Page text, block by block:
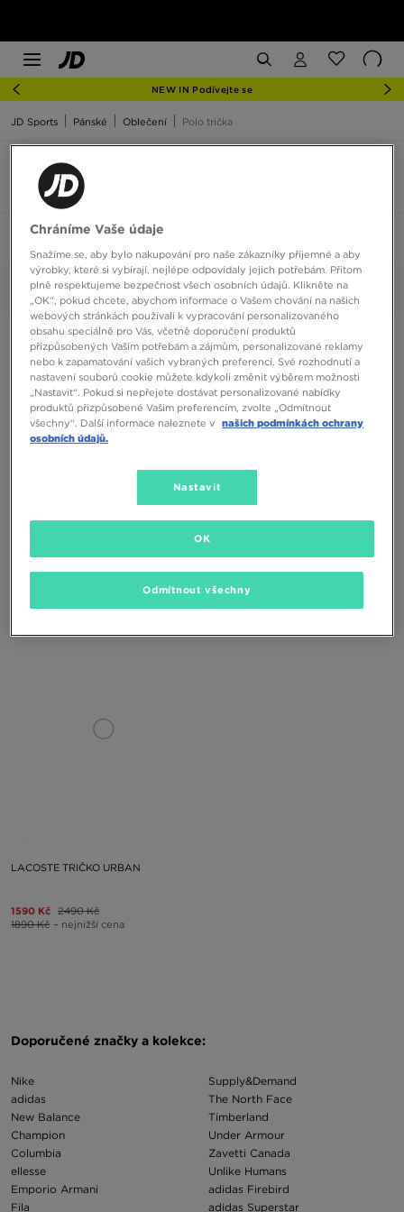
NEW IN Podívejte se
JD Sports Pánské Oblečení Polo trička
Doporučené
Vybrané: Lacoste Smazat vše
1190 Kč 2590 Kč
1090 Kč 2490 Kč
LACOSTE TRIČKO URBAN
1590 Kč 2490 Kč
1890 Kč – nejnižší cena
Doporučené značky a kolekce:
Nike
adidas
New Balance
Champion
Columbia
ellesse
Emporio Armani
Fila
Supply&Demand
The North Face
Timberland
Under Armour
Zavetti Canada
Unlike Humans
adidas Firebird
adidas Superstar
Chráníme Vaše údaje
Snažíme se, aby bylo nakupování pro naše zákazníky příjemné a aby
výrobky, které si vybírají, nejlépe odpovídaly jejich potřebám. Přitom
plně respektujeme bezpečnost všech osobních údajů. Klikněte na
„OK“, pokud chcete, abychom informace o Vašem chování na našich
webových stránkách používali k vypracování personalizovaného
obsahu speciálně pro Vás, včetně doporučení produktů
přizpůsobených Vašim potřebám a zájmům, personalizované reklamy
nebo k zapamatování vašich vybraných preferencí. Své rozhodnutí a
nastavení souborů cookie můžete kdykoli změnit výběrem možnosti
„Nastavit“. Pokud si nepřejete dostávat personalizované nabídky
produktů přizpůsobené Vašim preferencím, zvolte „Odmítnout
všechny“. Další informace naleznete v našich podmínkách ochrany
osobních údajů.
Nastavit
Odmítnout všechny
OK